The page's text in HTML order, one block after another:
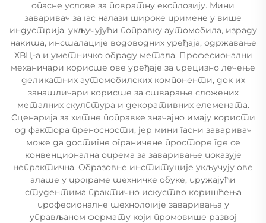
опасне услове за повратну експлозију. Мини
заваривач за гас налази широке примене у више
индустрија, укључујући поправку аутомобила, израду
накита, инсталације водоводних уређаја, одржавање
ХВЦ-а и уметничко обраду метала. Професионални
механичари користе ове уређаје за прецизно лечење
деликатних аутомобилских компоненти, док их
занатличари користе за стварање сложених
металних скулптура и декоративних елемената.
Сценарија за хитне поправке значајно имају користи
од фактора преносности, јер мини гасни заваривач
може да достигне ограничене просторе где се
конвенционална опрема за заваривање показује
непрактична. Образовне институције укључују ове
алате у програме техничке обуке, пружајући
студентима практично искуство коришћења
професионалне технологије заваривања у
управљаном формату који промовише развој